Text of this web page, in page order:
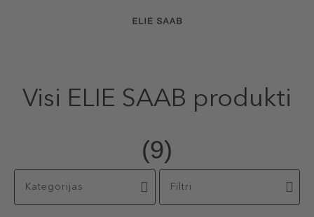
Visi ELIE SAAB produkti
(9)
Kategorijas Filtri